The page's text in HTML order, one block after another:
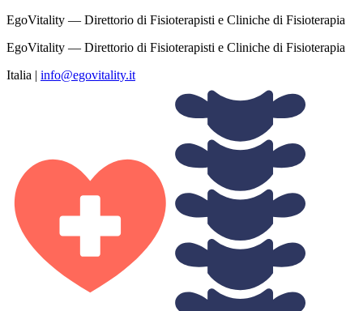
EgoVitality — Direttorio di Fisioterapisti e Cliniche di Fisioterapia
EgoVitality — Direttorio di Fisioterapisti e Cliniche di Fisioterapia
Italia | info@egovitality.it